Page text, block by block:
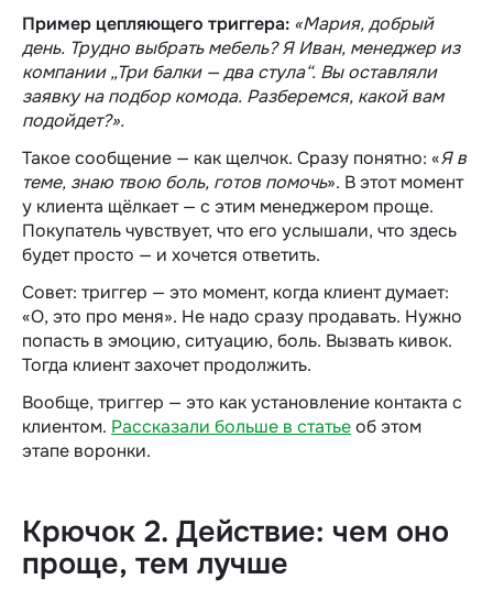
Пример цепляющего триггера: «Мария, добрый
день. Трудно выбрать мебель? Я Иван, менеджер из
компании „Три балки — два стула“. Вы оставляли
заявку на подбор комода. Разберемся, какой вам
подойдет?».
Такое сообщение — как щелчок. Сразу понятно: «Я в
теме, знаю твою боль, готов помочь». В этот момент
у клиента щёлкает — с этим менеджером проще.
Покупатель чувствует, что его услышали, что здесь
будет просто — и хочется ответить.
Совет: триггер — это момент, когда клиент думает:
«О, это про меня». Не надо сразу продавать. Нужно
попасть в эмоцию, ситуацию, боль. Вызвать кивок.
Тогда клиент захочет продолжить.
Вообще, триггер — это как установление контакта с
клиентом. Рассказали больше в статьеоб этом
этапе воронки.
Крючок 2. Действие: чем оно
проще, тем лучше